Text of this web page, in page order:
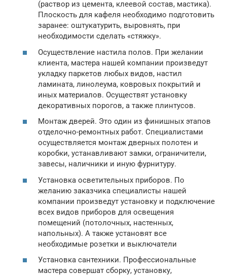
(раствор из цемента, клеевой состав, мастика).
Плоскость для кафеля необходимо подготовить
заранее: оштукатурить, выровнять, при
необходимости сделать «стяжку».
Осуществление настила полов. При желании
клиента, мастера нашей компании произведут
укладку паркетов любых видов, настил
ламината, линолеума, ковровых покрытий и
иных материалов. Осуществят установку
декоративных порогов, а также плинтусов.
Монтаж дверей. Это один из финишных этапов
отделочно-ремонтных работ. Специалистами
осуществляется монтаж дверных полотен и
коробки, устанавливают замки, ограничители,
завесы, наличники и иную фурнитуру.
Установка осветительных приборов. По
желанию заказчика специалисты нашей
компании произведут установку и подключение
всех видов приборов для освещения
помещений (потолочных, настенных,
напольных). А также установят все
необходимые розетки и выключатели
Установка сантехники. Профессиональные
мастера совершат сборку, установку,